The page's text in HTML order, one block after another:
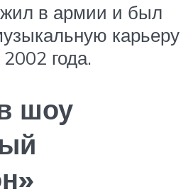
в армии и был
карьеру
года.
шоу